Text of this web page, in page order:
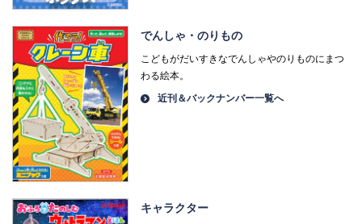
でんしゃ・のりもの
こどもがだいすきなでんしゃやのりものにまつ
わる絵本。
近刊＆バックナンバー一覧へ
キャラクター